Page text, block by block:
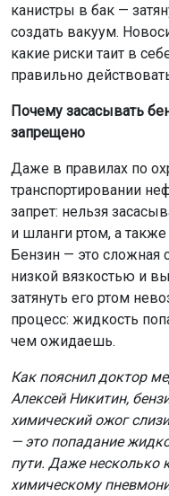
канистры в бак —
создать вакуум.
какие риски таит в
правильно
Почему засасывать
запрещено
Даже в правилах по
транспортировании
запрет: нельзя
и шланги ртом, а
Бензин — это сложная
низкой вязкостью и
затянуть его ртом
процесс: жидкость
чем ожидаешь.
Как пояснил доктор
Алексей Никитин,
химический ожог
— это попадание
пути. Даже несколько
химическому